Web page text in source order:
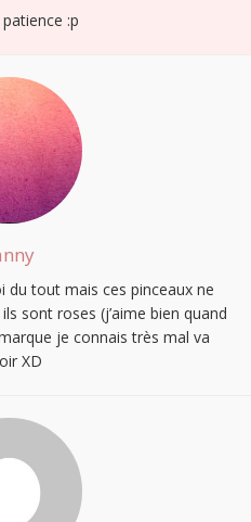
:p
du tout mais ces pinceaux ne
sont roses (j’aime bien quand
je connais très mal va
XD